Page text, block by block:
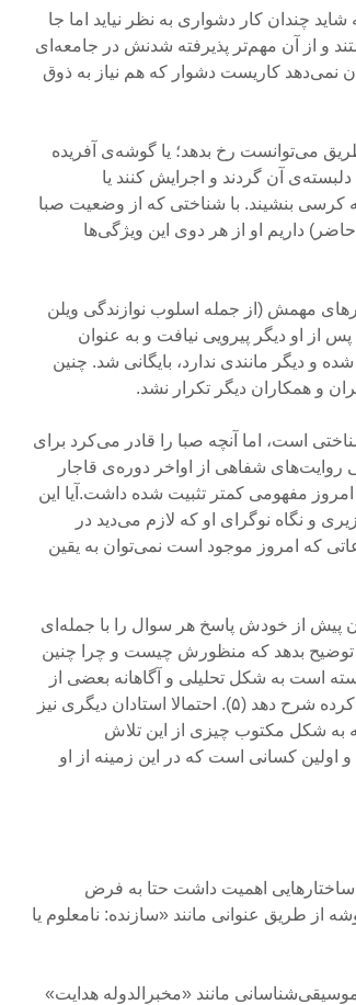
چندان کار دشواری به نظر نیاید اما جا
و از آن مهم‌تر پذیرفته شدنش در جامعه‌ای
نمی‌دهد کاریست دشوار که هم نیاز به ذوق
می‌توانست رخ بدهد؛ یا گوشه‌ی آفریده
آن گردند و اجرایش کنند یا
کرسی بنشیند. با شناختی که از وضعیت صبا
داریم او از هر دوی این ویژگی‌ها
مهمش (از جمله اسلوب نوازندگی ویلن
از او دیگر پیرویی نیافت و به عنوان
و دیگر مانندی ندارد، بایگانی شد. چنین
و همکاران دیگر تکرار نشد.
است، اما آنچه صبا را قادر می‌کرد برای
شفاهی از اواخر دوره‌ی قاجار
مفهومی کمتر تثبیت شده داشت.آیا این
و نگاه نوگرای او که لازم می‌دید در
که امروز موجود است نمی‌توان به یقین
پیش از خودش پاسخ هر سوال را با جمله‌ای
توضیح بدهد که منظورش چیست و چرا چنین
است به شکل تحلیلی و آگاهانه بعضی از
ویژگی‌های موسیقی‌ای که تعلیم می‌داده یا اجرا می‌کرده شرح دهد (۵). احتمالا استادان دیگری نیز
به شکل مکتوب چیزی از این تلاش
کسانی است که در این زمینه از او
ساختارهایی اهمیت داشت حتا به فرض
طریق عنوانی مانند «سازنده: نامعلوم یا
مانند «مخبرالدوله هدایت»